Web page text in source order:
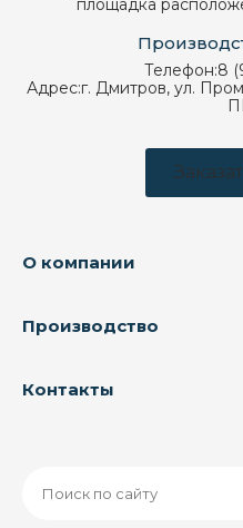
площадка
Телефон:8
Адрес:г. Дмитров, ул.
О компании
Производство
Контакты